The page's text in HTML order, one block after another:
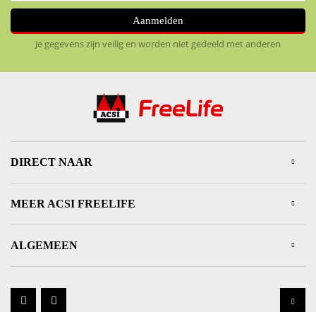
Aanmelden
Je gegevens zijn veilig en worden niet gedeeld met anderen
DIRECT NAAR
MEER ACSI FREELIFE
ALGEMEEN